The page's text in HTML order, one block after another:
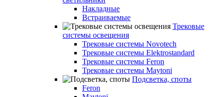
Накладные
Встраиваемые
Трековые
системы освещения
Трековые системы Novotech
Трековые системы Elektrostandard
Трековые системы Feron
Трековые системы Maytoni
Подсветка, споты
Feron